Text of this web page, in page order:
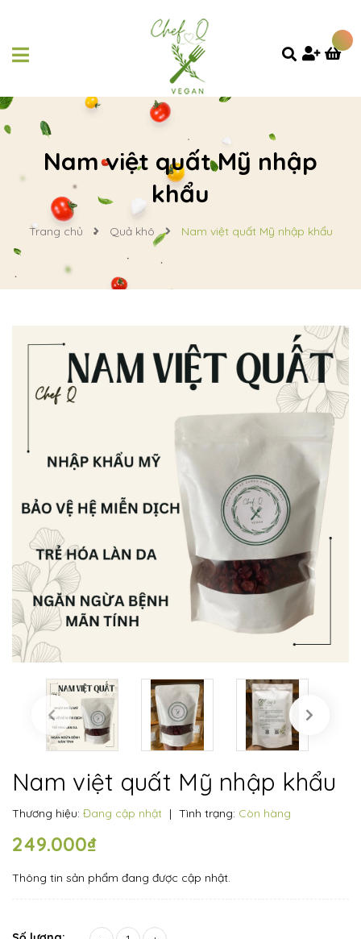
Nam việt quất Mỹ nhập
khẩu
Trang chủ Quả khô Nam việt quất Mỹ nhập khẩu
Nam việt quất Mỹ nhập khẩu
Thương hiệu: Đang cập nhật | Tình trạng: Còn hàng
249.000₫
Thông tin sản phẩm đang được cập nhật.